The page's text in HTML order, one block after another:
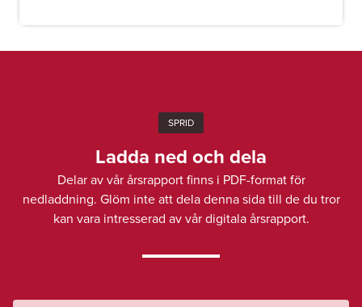
SPRID
Ladda ned och dela
Delar av vår årsrapport finns i PDF-format för
nedladdning. Glöm inte att dela denna sida till de du tror
kan vara intresserad av vår digitala årsrapport.